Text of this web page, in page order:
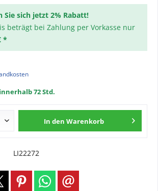
Sie sich jetzt 2% Rabatt!
beträgt bei Zahlung per Vorkasse nur
*
72 Std.
In den Warenkorb
LI22272